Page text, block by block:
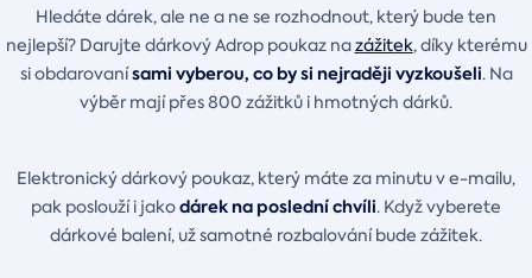
Hledáte dárek, ale ne a ne se rozhodnout, který bude ten
nejlepší? Darujte dárkový Adrop poukaz nazážitek, díky kterému
si obdarovanísami vyberou, co by si nejraději vyzkoušeli. Na
výběr mají přes 800 zážitků i hmotných dárků.
Elektronický dárkový poukaz, který máte za minutu v e-mailu,
pak poslouží i jakodárek na poslední chvíli. Když vyberete
dárkové balení, už samotné rozbalování bude zážitek.